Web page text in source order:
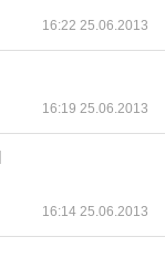
16:22 25.06.2013
16:19 25.06.2013
16:14 25.06.2013